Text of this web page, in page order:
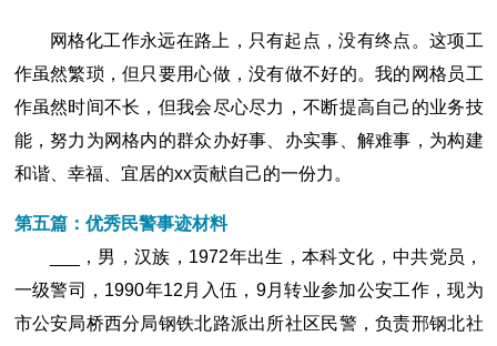
网格化工作永远在路上，只有起点，没有终点。这项工
作虽然繁琐，但只要用心做，没有做不好的。我的网格员工
作虽然时间不长，但我会尽心尽力，不断提高自己的业务技
能，努力为网格内的群众办好事、办实事、解难事，为构建
和谐、幸福、宜居的xx贡献自己的一份力。
第五篇：优秀民警事迹材料
___，男，汉族，1972年出生，本科文化，中共党员，
一级警司，1990年12月入伍，9月转业参加公安工作，现为
市公安局桥西分局钢铁北路派出所社区民警，负责邢钢北社